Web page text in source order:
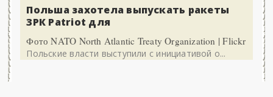
Польша захотела выпускать ракеты
ЗРК Patriot для
Фото NATO North Atlantic Treaty Organization | Flickr
Польские власти выступили с инициативой о...